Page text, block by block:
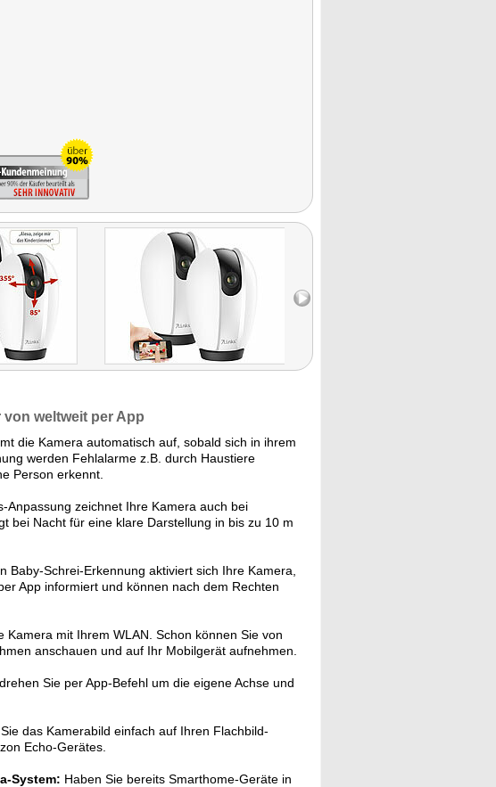
weltweit per App
die Kamera automatisch auf, sobald sich in ihrem
werden Fehlalarme z.B. durch Haustiere
Person erkennt.
Anpassung zeichnet Ihre Kamera auch bei
bei Nacht für eine klare Darstellung in bis zu 10 m
Baby-Schrei-Erkennung aktiviert sich Ihre Kamera,
App informiert und können nach dem Rechten
Kamera mit Ihrem WLAN. Schon können Sie von
anschauen und auf Ihr Mobilgerät aufnehmen.
Sie per App-Befehl um die eigene Achse und
das Kamerabild einfach auf Ihren Flachbild-
Echo-Gerätes.
System: Haben Sie bereits Smarthome-Geräte in